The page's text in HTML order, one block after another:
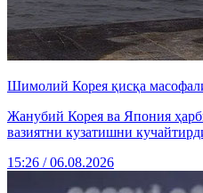
Шимолий Корея қисқа
Жанубий Корея ва Япония
вазиятни кузатишни
15:26 / 06.08.2026